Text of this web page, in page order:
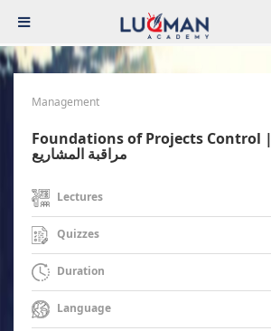
Management
Foundations of Projects Control | أسس ومهام
مراقبة المشاريع
Lectures
Quizzes
Duration
Language